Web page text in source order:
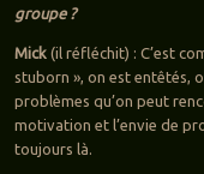
groupe ?
Mick(il réfléchit) : C’est
stuborn », on est entêtés,
problèmes qu’on peut
motivation et l’envie de
toujours là.